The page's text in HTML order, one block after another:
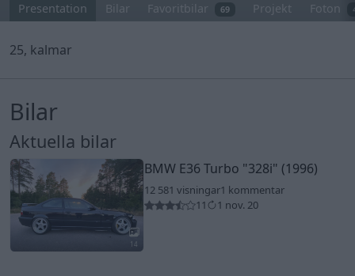
Presentation Bilar Favoritbilar 69 Projekt Foton
25, kalmar
Bilar
Aktuella bilar
14
BMW E36 Turbo "328i" (1996)
12 581 visningar1 kommentar
11
1 nov. 20